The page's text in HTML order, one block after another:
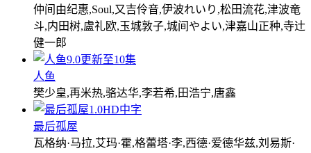
仲间由纪惠,Soul,又吉伶音,伊波れいり,松田流花,津波竜
斗,内田树,盧礼欧,玉城敦子,城间やよい,津嘉山正种,寺辻
健一郎
9.0更新至10集
人鱼
樊少皇,再米热,骆达华,李若希,田浩宁,唐鑫
1.0HD中字
最后孤屋
瓦格纳·马拉,艾玛·霍,格蕾塔·李,西德·爱德华兹,刘易斯·